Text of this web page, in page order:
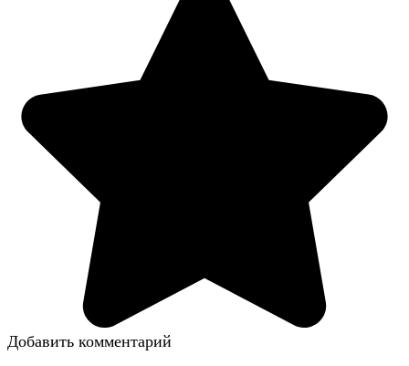
Добавить комментарий